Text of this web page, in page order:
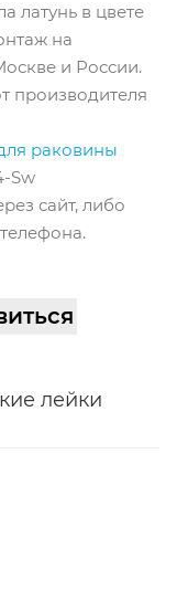
латунь в цвете
на
и России.
производителя
раковины
Sw
сайт, либо
лейки